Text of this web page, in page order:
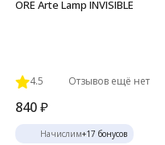
ORE Arte Lamp INVISIBLE
4.5 Отзывов ещё нет
840₽
Начислим+17 бонусов